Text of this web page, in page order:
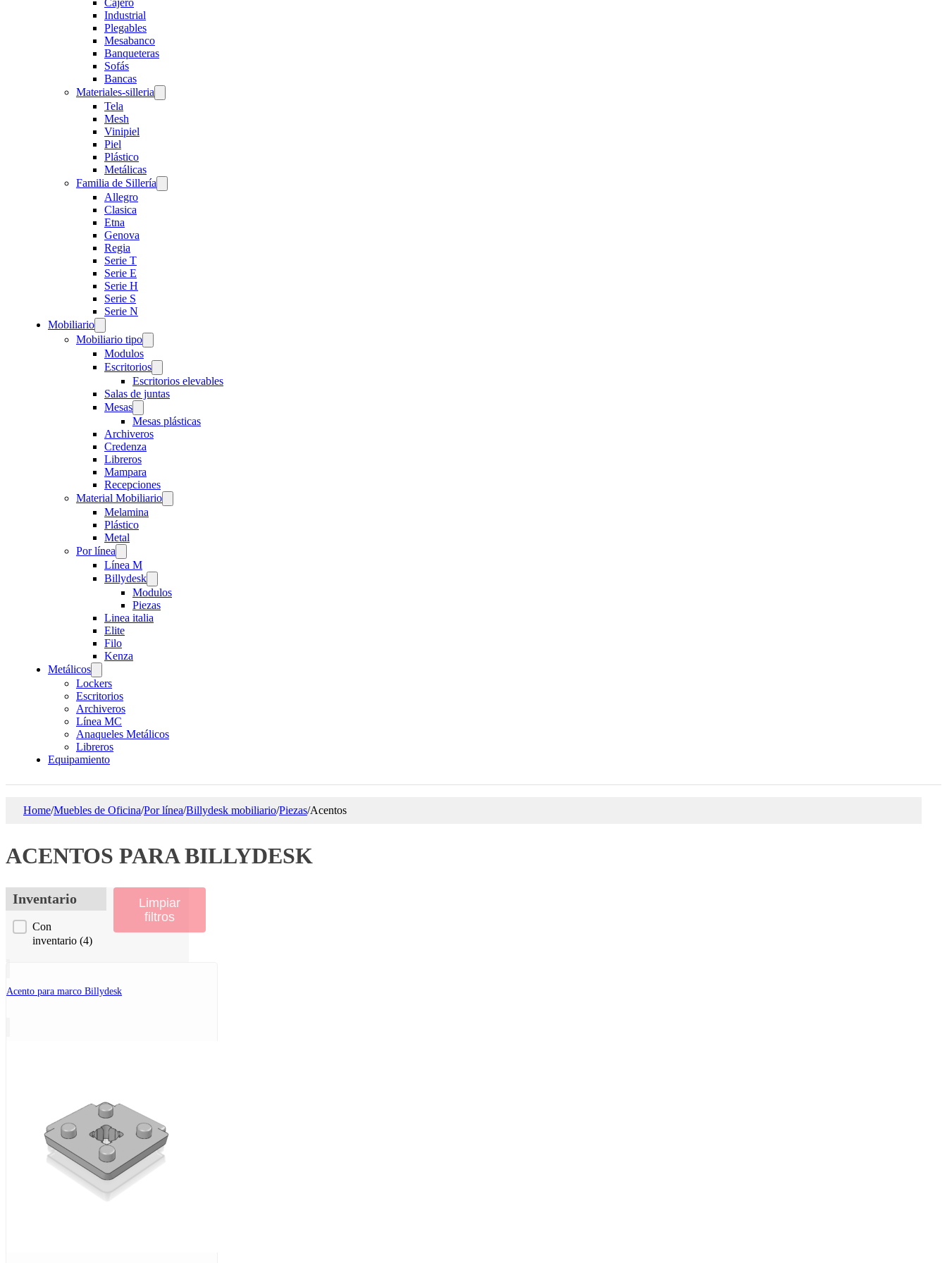
Cajero
Industrial
Plegables
Mesabanco
Banqueteras
Sofás
Bancas
Materiales-silleria
Tela
Mesh
Vinipiel
Piel
Plástico
Metálicas
Familia de Sillería
Allegro
Clasica
Etna
Genova
Regia
Serie T
Serie E
Serie H
Serie S
Serie N
Mobiliario
Mobiliario tipo
Modulos
Escritorios
Escritorios elevables
Salas de juntas
Mesas
Mesas plásticas
Archiveros
Credenza
Libreros
Mampara
Recepciones
Material Mobiliario
Melamina
Plástico
Metal
Por línea
Línea M
Billydesk
Modulos
Piezas
Linea italia
Elite
Filo
Kenza
Metálicos
Lockers
Escritorios
Archiveros
Línea MC
Anaqueles Metálicos
Libreros
Equipamiento
Home/Muebles de Oficina/Por línea/Billydesk mobiliario/Piezas/Acentos
ACENTOS PARA BILLYDESK
Inventario
Inventario
Con
inventario (4)
Limpiar
filtros
Acento para marco Billydesk